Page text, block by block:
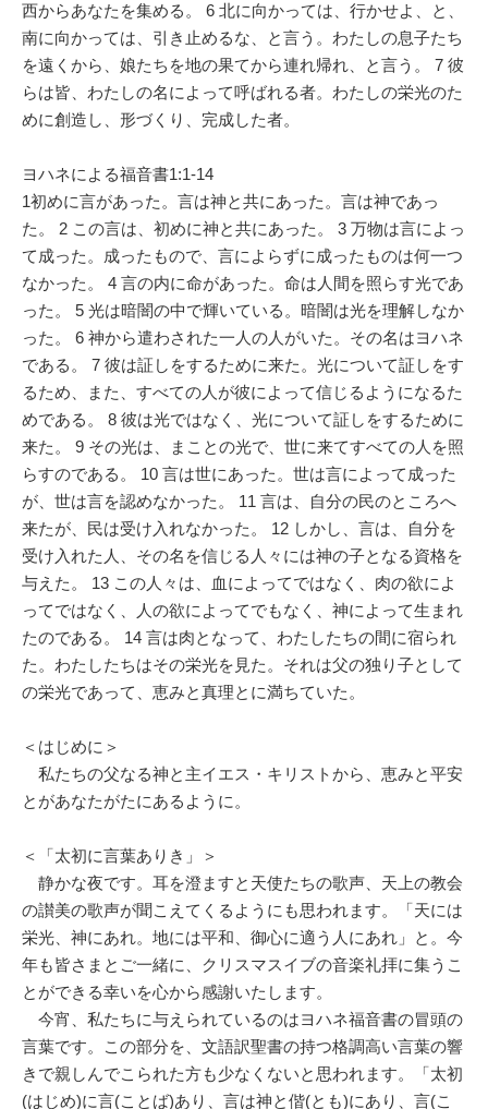
西からあなたを集める。 6 北に向かっては、行かせよ、と、
南に向かっては、引き止めるな、と言う。わたしの息子たち
を遠くから、娘たちを地の果てから連れ帰れ、と言う。 7 彼
らは皆、わたしの名によって呼ばれる者。わたしの栄光のた
めに創造し、形づくり、完成した者。
ヨハネによる福音書1:1-14
1初めに言があった。言は神と共にあった。言は神であっ
た。 2 この言は、初めに神と共にあった。 3 万物は言によっ
て成った。成ったもので、言によらずに成ったものは何一つ
なかった。 4 言の内に命があった。命は人間を照らす光であ
った。 5 光は暗闇の中で輝いている。暗闇は光を理解しなか
った。 6 神から遣わされた一人の人がいた。その名はヨハネ
である。 7 彼は証しをするために来た。光について証しをす
るため、また、すべての人が彼によって信じるようになるた
めである。 8 彼は光ではなく、光について証しをするために
来た。 9 その光は、まことの光で、世に来てすべての人を照
らすのである。 10 言は世にあった。世は言によって成った
が、世は言を認めなかった。 11 言は、自分の民のところへ
来たが、民は受け入れなかった。 12 しかし、言は、自分を
受け入れた人、その名を信じる人々には神の子となる資格を
与えた。 13 この人々は、血によってではなく、肉の欲によ
ってではなく、人の欲によってでもなく、神によって生まれ
たのである。 14 言は肉となって、わたしたちの間に宿られ
た。わたしたちはその栄光を見た。それは父の独り子として
の栄光であって、恵みと真理とに満ちていた。
＜はじめに＞
私たちの父なる神と主イエス・キリストから、恵みと平安
とがあなたがたにあるように。
＜「太初に言葉ありき」＞
静かな夜です。耳を澄ますと天使たちの歌声、天上の教会
の讃美の歌声が聞こえてくるようにも思われます。「天には
栄光、神にあれ。地には平和、御心に適う人にあれ」と。今
年も皆さまとご一緒に、クリスマスイブの音楽礼拝に集うこ
とができる幸いを心から感謝いたします。
今宵、私たちに与えられているのはヨハネ福音書の冒頭の
言葉です。この部分を、文語訳聖書の持つ格調高い言葉の響
きで親しんでこられた方も少なくないと思われます。「太初
(はじめ)に言(ことば)あり、言は神と偕(とも)にあり、言(こ